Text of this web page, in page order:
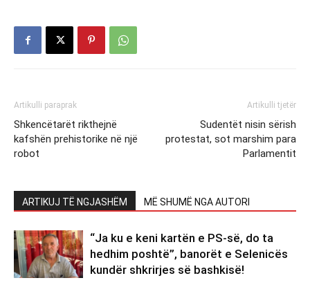
Artikulli paraprak
Shkencëtarët rikthejnë
kafshën prehistorike në një
robot
Artikulli tjetër
Sudentët nisin sërish
protestat, sot marshim para
Parlamentit
ARTIKUJ TË NGJASHËM MË SHUMË NGA AUTORI
“Ja ku e keni kartën e PS-së, do ta
hedhim poshtë”, banorët e Selenicës
kundër shkrirjes së bashkisë!